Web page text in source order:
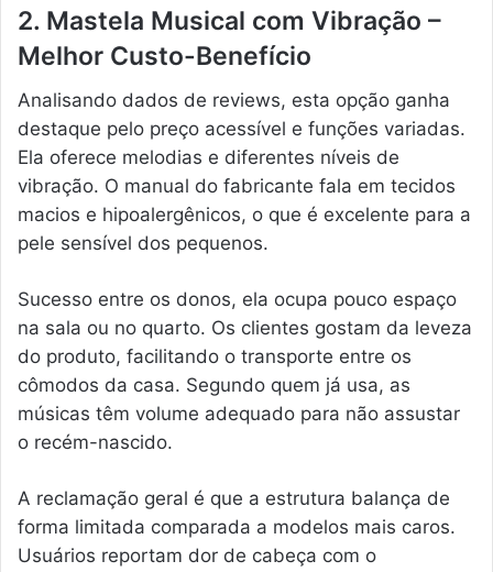
2. Mastela Musical com Vibração –
Melhor Custo-Benefício
Analisando dados de reviews, esta opção ganha
destaque pelo preço acessível e funções variadas.
Ela oferece melodias e diferentes níveis de
vibração. O manual do fabricante fala em tecidos
macios e hipoalergênicos, o que é excelente para a
pele sensível dos pequenos.
Sucesso entre os donos, ela ocupa pouco espaço
na sala ou no quarto. Os clientes gostam da leveza
do produto, facilitando o transporte entre os
cômodos da casa. Segundo quem já usa, as
músicas têm volume adequado para não assustar
o recém-nascido.
A reclamação geral é que a estrutura balança de
forma limitada comparada a modelos mais caros.
Usuários reportam dor de cabeça com o